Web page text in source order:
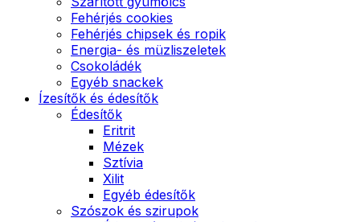
Fehérjés cookies
Fehérjés chipsek és ropik
Energia- és müzliszeletek
Csokoládék
Egyéb snackek
Ízesítők és édesítők
Édesítők
Eritrit
Mézek
Sztívia
Xilit
Egyéb édesítők
Szószok és szirupok